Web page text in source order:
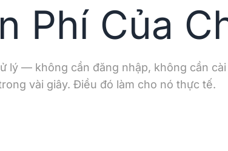
Phí Của
lý — không cần đăng nhập, không cần
vài giây. Điều đó làm cho nó thực tế.